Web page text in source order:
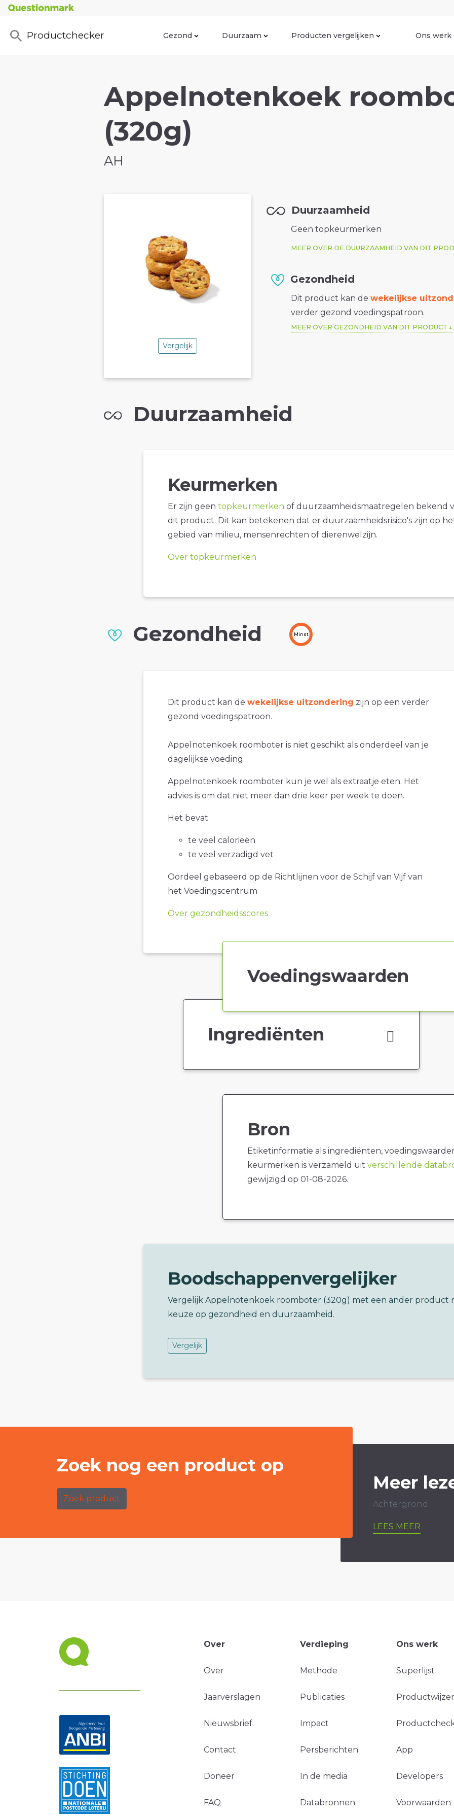
Productchecker Gezond Duurzaam Producten vergelijken Ons werk
Appelnotenkoek
(320g)
AH
Vergelijk
Duurzaamheid
Geen topkeurmerken
MEER OVER DE DUURZAAMHEID VAN DIT
Gezondheid
Dit product kan dewekelijkse
verder gezond voedingspatroon.
MEER OVER GEZONDHEID VAN DIT PRODUCT
Duurzaamheid
Keurmerken
Er zijn geen topkeurmerken of duurzaamheidsmaatregelen bekend
dit product. Dit kan betekenen dat er duurzaamheidsrisico's zijn op
gebied van milieu, mensenrechten of dierenwelzijn.
Over topkeurmerken
Gezondheid Minst
Dit product kan de wekelijkse uitzondering zijn op een verder
gezond voedingspatroon.
Appelnotenkoek roomboter is niet geschikt als onderdeel van je
dagelijkse voeding.
Appelnotenkoek roomboter kun je wel als extraatje eten. Het
advies is om dat niet meer dan drie keer per week te doen.
Het bevat
te veel calorieën
te veel verzadigd vet
Oordeel gebaseerd op de Richtlijnen voor de Schijf van Vijf van
het Voedingscentrum
Over gezondheidsscores
Voedingswaarden
Ingrediënten
Bron
Etiketinformatie als ingrediënten,
keurmerken is verzameld uit verschillende
gewijzigd op 01-08-2026.
Boodschappenvergelijker
Vergelijk Appelnotenkoek roomboter (320g) met een ander product
keuze op gezondheid en duurzaamheid.
Vergelijk
Zoek nog een product op
Zoek product
Meer
Achtergrond
LEES MEER
Over
Over
Jaarverslagen
Nieuwsbrief
Contact
Doneer
FAQ
Verdieping
Methode
Publicaties
Impact
Persberichten
In de media
Databronnen
Ons werk
Superlijst
App
Developers
Voorwaarden